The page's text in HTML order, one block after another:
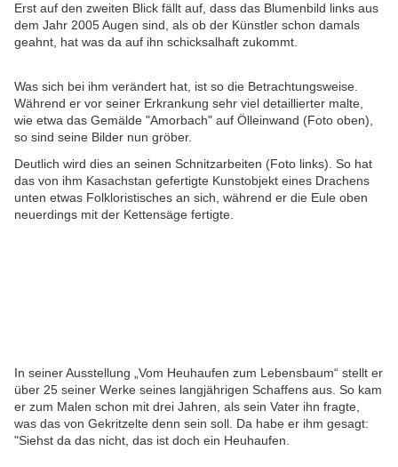
Erst auf den zweiten Blick fällt auf, dass das Blumenbild links aus
dem Jahr 2005 Augen sind, als ob der Künstler schon damals
geahnt, hat was da auf ihn schicksalhaft zukommt.
Was sich bei ihm verändert hat, ist so die Betrachtungsweise.
Während er vor seiner Erkrankung sehr viel detaillierter malte,
wie etwa das Gemälde "Amorbach" auf Ölleinwand (Foto oben),
so sind seine Bilder nun gröber.
Deutlich wird dies an seinen Schnitzarbeiten (Foto links). So hat
das von ihm Kasachstan gefertigte Kunstobjekt eines Drachens
unten etwas Folkloristisches an sich, während er die Eule oben
neuerdings mit der Kettensäge fertigte.
In seiner Ausstellung „Vom Heuhaufen zum Lebensbaum“ stellt er
über 25 seiner Werke seines langjährigen Schaffens aus. So kam
er zum Malen schon mit drei Jahren, als sein Vater ihn fragte,
was das von Gekritzelte denn sein soll. Da habe er ihm gesagt:
"Siehst da das nicht, das ist doch ein Heuhaufen.